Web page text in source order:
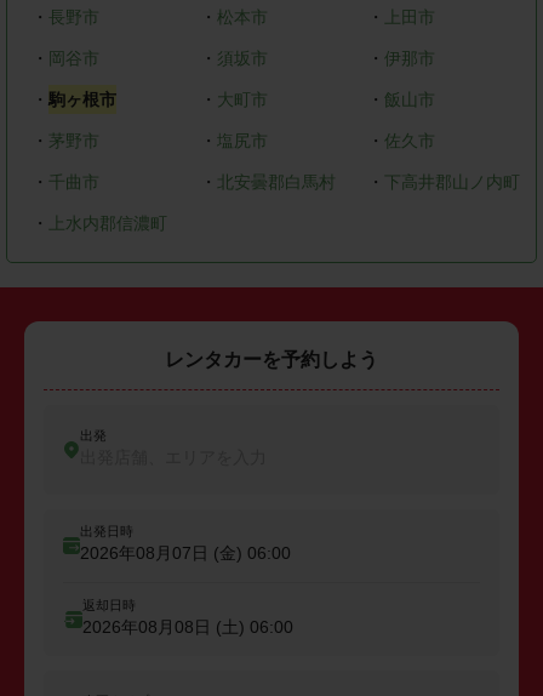
・ 長野市 ・ 松本市 ・ 上田市
・ 岡谷市 ・ 須坂市 ・ 伊那市
・ 駒ヶ根市 ・ 大町市 ・ 飯山市
・ 茅野市 ・ 塩尻市 ・ 佐久市
・ 千曲市 ・ 北安曇郡白馬村 ・ 下高井郡山ノ内町
・ 上水内郡信濃町
レンタカーを予約しよう
出発
出発日時
2026年08月07日 (金) 06:00
返却日時
2026年08月08日 (土) 06:00